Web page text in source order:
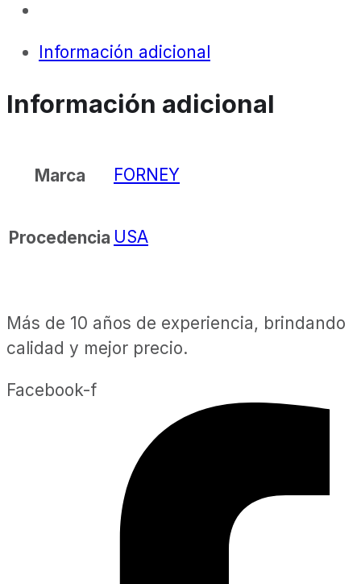
Información adicional
Información adicional
Marca FORNEY
Procedencia USA
Más de 10 años de experiencia, brindando
calidad y mejor precio.
Facebook-f